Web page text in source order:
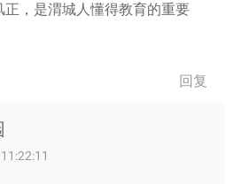
，是渭城人懂得教育的重要
回复